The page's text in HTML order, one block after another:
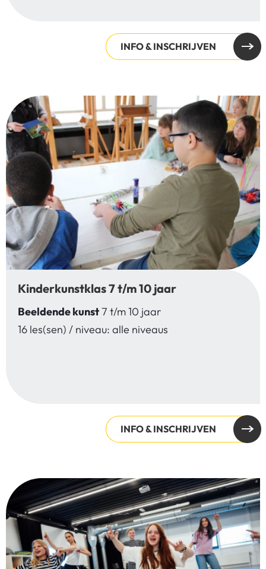
INFO & INSCHRIJVEN
Kinderkunstklas 7 t/m 10 jaar
Beeldende kunst7 t/m 10 jaar
16 les(sen) / niveau: alle niveaus
INFO & INSCHRIJVEN